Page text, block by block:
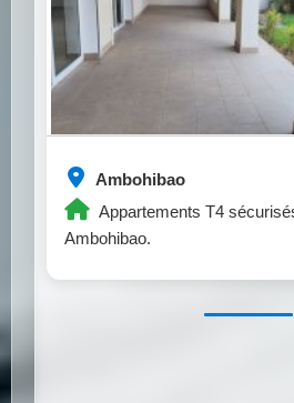
Ambohibao
Appartements T4
Ambohibao.